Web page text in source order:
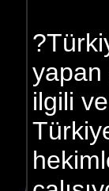
yapan
ilgili